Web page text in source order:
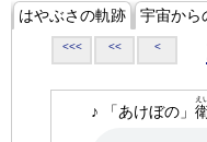
はやぶさの軌跡 宇宙から
<<< << <
♪ 「あけぼの」
え